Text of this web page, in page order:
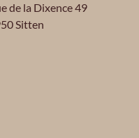
de la Dixence 49
Sitten